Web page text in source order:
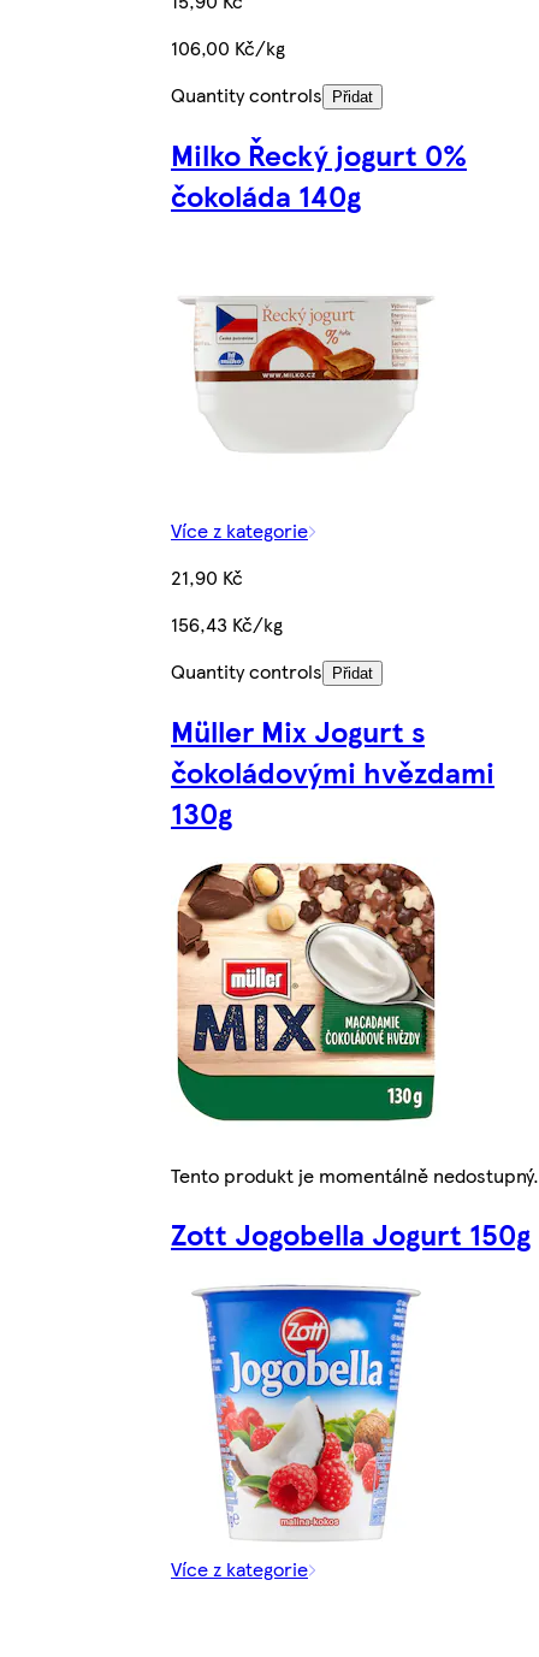
106,00 Kč/kg
Quantity controls
Přidat
Milko Řecký jogurt 0%
čokoláda 140g
Více z kategorie
21,90 Kč
156,43 Kč/kg
Quantity controls
Přidat
Müller Mix Jogurt s
čokoládovými hvězdami
130g
Tento produkt je momentálně nedostupný.
Zott Jogobella Jogurt 150g
Více z kategorie